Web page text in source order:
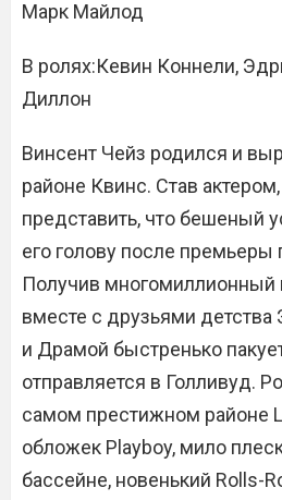
Марк Майлод
В ролях:Кевин Коннели,
Диллон
Винсент Чейз родился и
районе Квинс. Став
представить, что бешеный
его голову после
Получив многомиллионный
вместе с друзьями
и Драмой быстренько
отправляется в Голливуд.
самом престижном районе
обложек Playboy, мило
бассейне, новенький Rolls-